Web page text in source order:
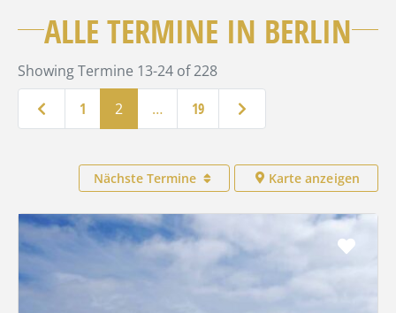
ALLE TERMINE IN BERLIN
Showing Termine 13-24 of 228
Neuere Beiträge
1 2 … 19 Ältere Beiträge
Nächste Termine Karte anzeigen